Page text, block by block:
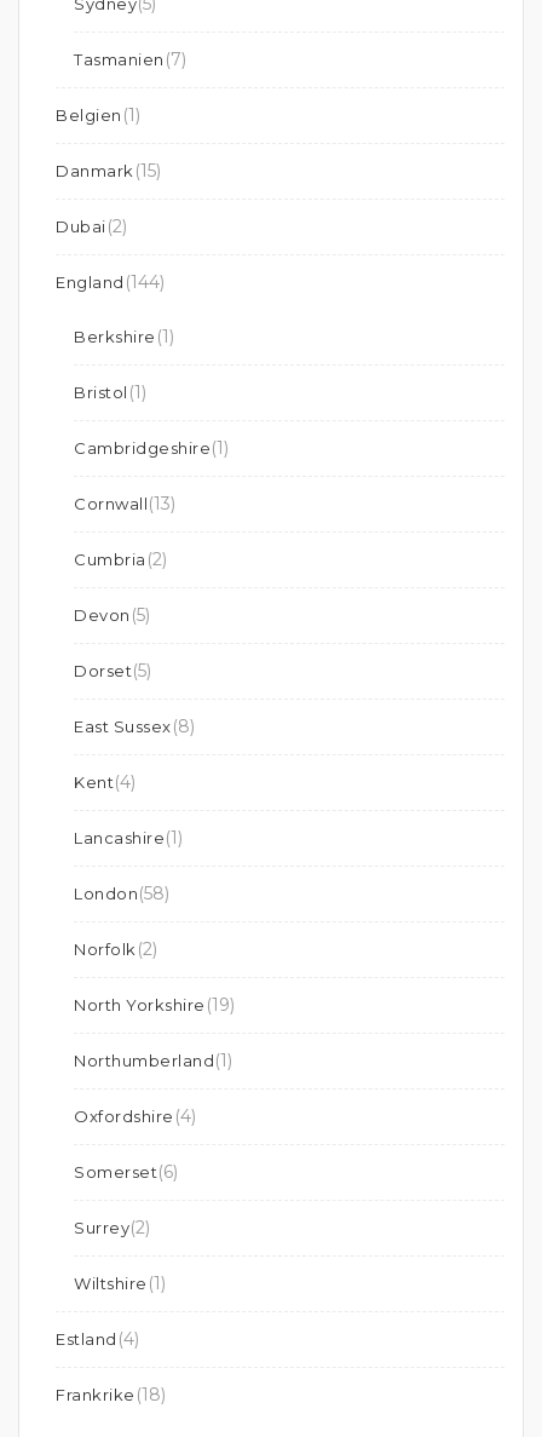
Tasmanien (7)
Belgien (1)
Danmark (15)
Dubai(2)
England (144)
Berkshire (1)
Bristol (1)
Cambridgeshire(1)
Cornwall(13)
Cumbria (2)
Devon (5)
Dorset(5)
East Sussex(8)
Kent(4)
Lancashire(1)
London(58)
Norfolk (2)
North Yorkshire (19)
Northumberland(1)
Oxfordshire (4)
Somerset(6)
Surrey(2)
Wiltshire (1)
Estland (4)
Frankrike (18)